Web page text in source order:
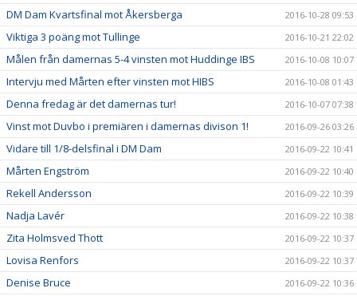
DM Dam Kvartsfinal mot Åkersberga 2016-10-28 09:53
Viktiga 3 poäng mot Tullinge 2016-10-21 22:02
Målen från damernas 5-4 vinsten mot Huddinge IBS 2016-10-08 10:07
Intervju med Mårten efter vinsten mot HIBS 2016-10-08 01:43
Denna fredag är det damernas tur! 2016-10-07 07:38
Vinst mot Duvbo i premiären i damernas divison 1! 2016-09-26 03:26
Vidare till 1/8-delsfinal i DM Dam 2016-09-22 10:41
Mårten Engström 2016-09-22 10:40
Rekell Andersson 2016-09-22 10:39
Nadja Lavér 2016-09-22 10:38
Zita Holmsved Thott 2016-09-22 10:37
Lovisa Renfors 2016-09-22 10:37
Denise Bruce 2016-09-22 10:36